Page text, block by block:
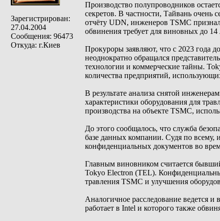
Зарегистрирован:
27.04.2004
Сообщения: 96473
Откуда: г.Киев
Производство полупроводников
секретов. В частности, Тайвань очень
отчёту UDN, инженеров TSMC
обвинения требует для виновных до
Прокуроры заявляют, что с 2023
неоднократно обращался
технологии и коммерческие тайны.
количества предприятий,
В результате анализа снятой
характеристики оборудования для
производства на объекте TSMC,
До этого сообщалось, что служба
базе данных компании. Судя по
конфиденциальных документов во
Главным виновником считается
Tokyo Electron (TEL).
травления TSMC и улучшения
Аналогичное расследование ведется
работает в Intel и которого также